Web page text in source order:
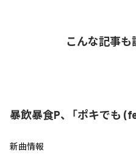
こんな記事も
暴飲暴食P、「ポキでも
新曲情報